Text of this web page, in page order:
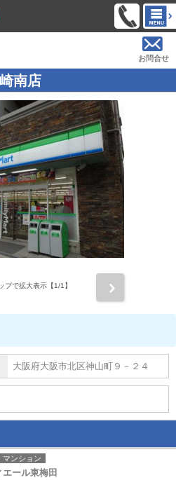
お問合せ
南店
プで拡大表示【1/1】
大阪府大阪市北区神山町９－２４
マンション
エール東梅田